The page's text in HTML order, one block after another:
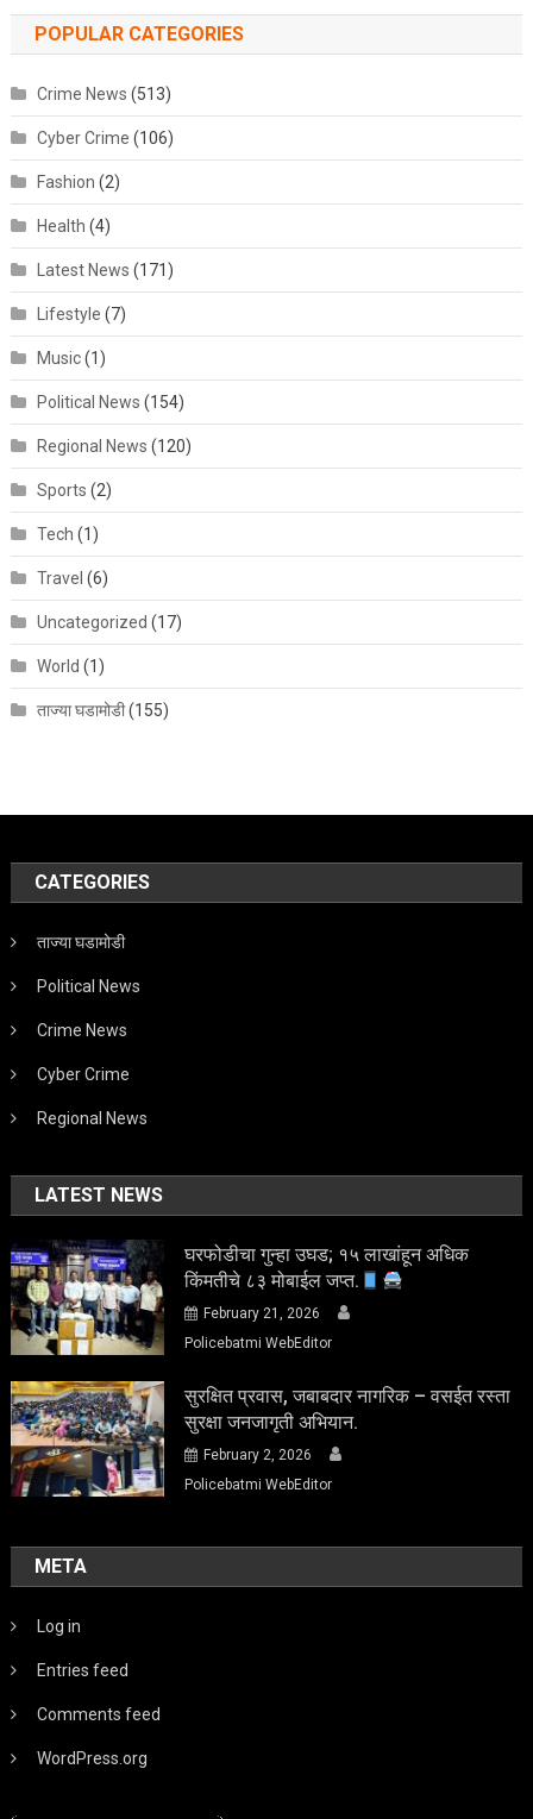
POPULAR CATEGORIES
Crime News (513)
Cyber Crime (106)
Fashion (2)
Health (4)
Latest News (171)
Lifestyle (7)
Music(1)
Political News (154)
Regional News (120)
Sports (2)
Tech (1)
Travel (6)
Uncategorized (17)
World (1)
ताज्या घडामोडी(155)
CATEGORIES
ताज्या घडामोडी
Political News
Crime News
Cyber Crime
Regional News
LATEST NEWS
घरफोडीचा गुन्हा उघड; १५ लाखांहून अधिक
किंमतीचे ८३ मोबाईल जप्त.
February 21, 2026
Policebatmi WebEditor
सुरक्षित प्रवास, जबाबदार नागरिक – वसईत रस्ता
सुरक्षा जनजागृती अभियान.
February 2, 2026
Policebatmi WebEditor
META
Log in
Entries feed
Comments feed
WordPress.org